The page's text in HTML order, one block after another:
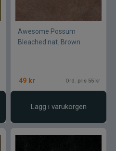
Awesome Possum
Bleached nat. Brown
49 kr Ord. pris 55 kr
Lägg i varukorgen